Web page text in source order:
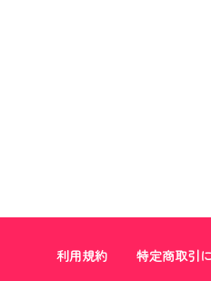
利用規約 特定商取引